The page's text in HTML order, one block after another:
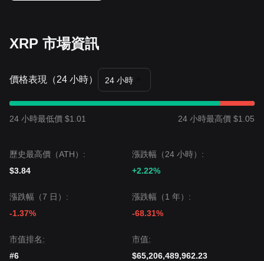
XRP 市場資訊
價格表現（24 小時） 24 小時
24 小時最低價 $1.01 24 小時最高價 $1.05
歷史最高價（ATH）:
$3.84
漲跌幅（24 小時）:
+2.22%
漲跌幅（7 日）:
-1.37%
漲跌幅（1 年）:
-68.31%
市值排名:
#6
市值:
$65,206,489,962.23